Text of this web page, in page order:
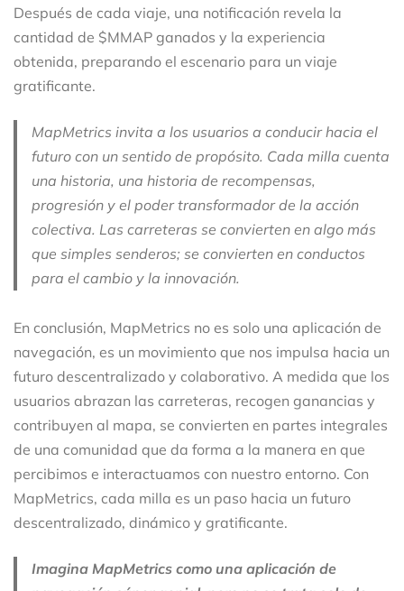
Después de cada viaje, una notificación revela la
cantidad de $MMAP ganados y la experiencia
obtenida, preparando el escenario para un viaje
gratificante.
MapMetrics invita a los usuarios a conducir hacia el
futuro con un sentido de propósito. Cada milla cuenta
una historia, una historia de recompensas,
progresión y el poder transformador de la acción
colectiva. Las carreteras se convierten en algo más
que simples senderos; se convierten en conductos
para el cambio y la innovación.
En conclusión, MapMetrics no es solo una aplicación de
navegación, es un movimiento que nos impulsa hacia un
futuro descentralizado y colaborativo. A medida que los
usuarios abrazan las carreteras, recogen ganancias y
contribuyen al mapa, se convierten en partes integrales
de una comunidad que da forma a la manera en que
percibimos e interactuamos con nuestro entorno. Con
MapMetrics, cada milla es un paso hacia un futuro
descentralizado, dinámico y gratificante.
Imagina MapMetrics como una aplicación de